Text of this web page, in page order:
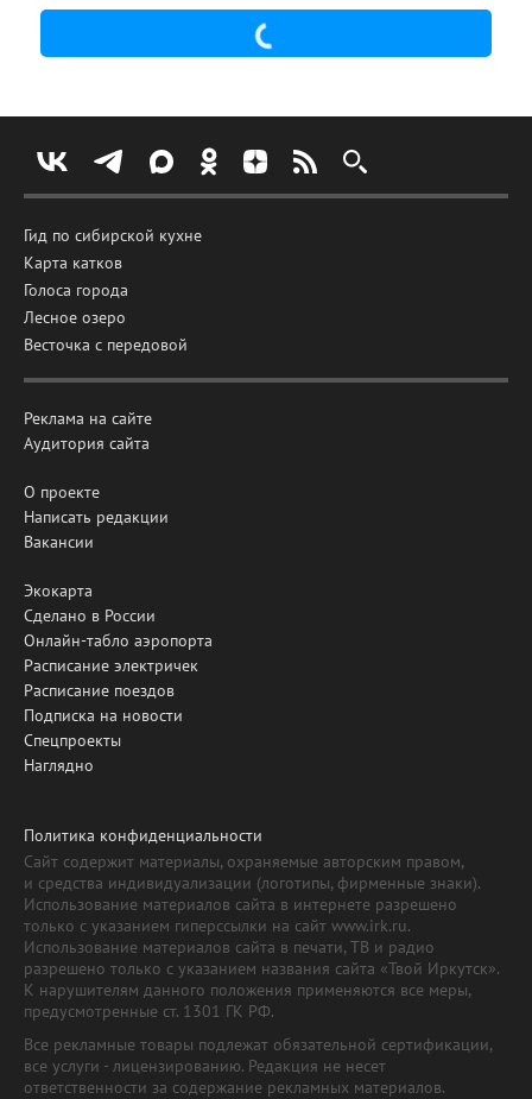
Гид по сибирской кухне
Карта катков
Голоса города
Лесное озеро
Весточка с передовой
Реклама на сайте
Аудитория сайта
О проекте
Написать редакции
Вакансии
Экокарта
Сделано в России
Онлайн-табло аэропорта
Расписание электричек
Расписание поездов
Подписка на новости
Спецпроекты
Наглядно
Политика конфиденциальности
Сайт содержит материалы, охраняемые авторским правом,
и средства индивидуализации (логотипы, фирменные знаки).
Использование материалов сайта в интернете разрешено
только с указанием гиперссылки на сайт www.irk.ru.
Использование материалов сайта в печати, ТВ и радио
разрешено только с указанием названия сайта «Твой Иркутск».
К нарушителям данного положения применяются все меры,
предусмотренные ст. 1301 ГК РФ.
Все рекламные товары подлежат обязательной сертификации,
все услуги - лицензированию. Редакция не несет
ответственности за содержание рекламных материалов.